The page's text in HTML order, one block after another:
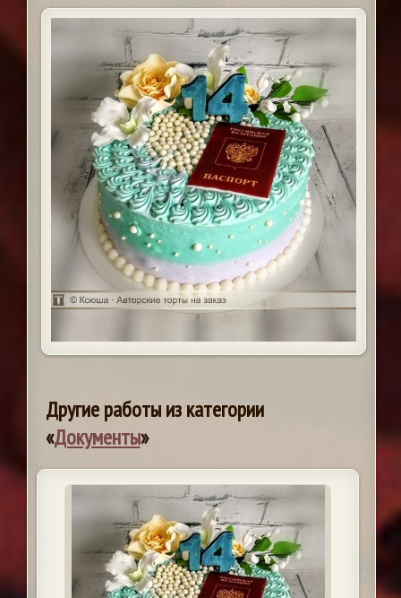
Другие работы из категории
«Документы»